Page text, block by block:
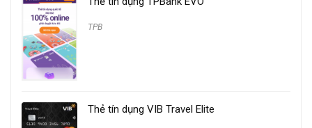
TPB
Thẻ tín dụng VIB Travel Elite